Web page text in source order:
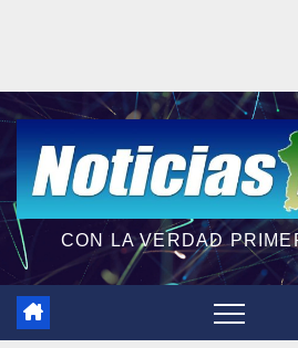
CON LA VERDAD